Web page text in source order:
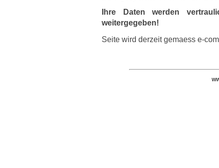
Ihre Daten werden
weitergegeben!
Seite wird derzeit gemaess e-